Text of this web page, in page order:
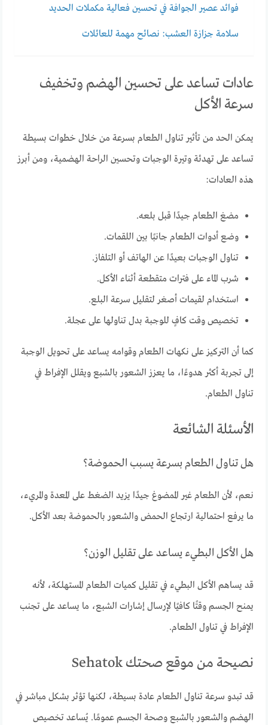
فوائد عصير الجوافة في تحسين فعالية مكملات الحديد
سلامة جزازة العشب: نصائح مهمة للعائلات
عادات تساعد على تحسين الهضم وتخفيف
سرعة الأكل
يمكن الحد من تأثير تناول الطعام بسرعة من خلال خطوات بسيطة
تساعد على تهدئة وتيرة الوجبات وتحسين الراحة الهضمية، ومن أبرز
هذه العادات:
مضغ الطعام جيدًا قبل بلعه.
وضع أدوات الطعام جانبًا بين اللقمات.
تناول الوجبات بعيدًا عن الهاتف أو التلفاز.
شرب الماء على فترات متقطعة أثناء الأكل.
استخدام لقيمات أصغر لتقليل سرعة البلع.
تخصيص وقت كافٍ للوجبة بدل تناولها على عجلة.
كما أن التركيز على نكهات الطعام وقوامه يساعد على تحويل الوجبة
إلى تجربة أكثر هدوءًا، ما يعزز الشعور بالشبع ويقلل الإفراط في
تناول الطعام.
الأسئلة الشائعة
هل تناول الطعام بسرعة يسبب الحموضة؟
نعم، لأن الطعام غير الممضوغ جيدًا يزيد الضغط على المعدة والمريء،
ما يرفع احتمالية ارتجاع الحمض والشعور بالحموضة بعد الأكل.
هل الأكل البطيء يساعد على تقليل الوزن؟
قد يساهم الأكل البطيء في تقليل كميات الطعام المستهلكة، لأنه
يمنح الجسم وقتًا كافيًا لإرسال إشارات الشبع، ما يساعد على تجنب
الإفراط في تناول الطعام.
نصيحة من موقع صحتك Sehatok
قد تبدو سرعة تناول الطعام عادة بسيطة، لكنها تؤثر بشكل مباشر في
الهضم والشعور بالشبع وصحة الجسم عمومًا. يُساعد تخصيص